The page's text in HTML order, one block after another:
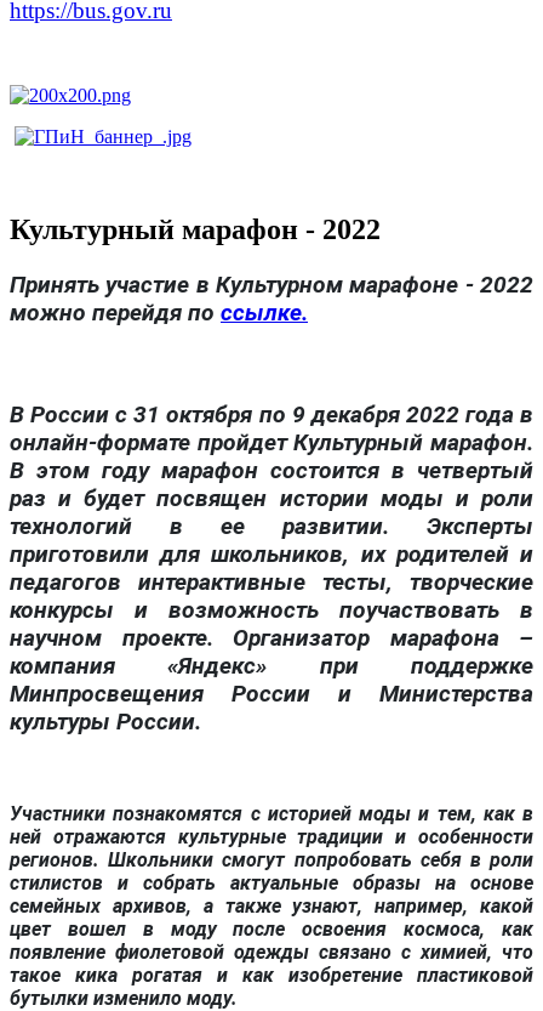
https://bus.gov.ru
Культурный марафон - 2022
Принять участие в Культурном марафоне - 2022
можно перейдя по ссылке.
В России с 31 октября по 9 декабря 2022 года в
онлайн-формате пройдет Культурный марафон.
В этом году марафон состоится в четвертый
раз и будет посвящен истории моды и роли
технологий в ее развитии. Эксперты
приготовили для школьников, их родителей и
педагогов интерактивные тесты, творческие
конкурсы и возможность поучаствовать в
научном проекте. Организатор марафона –
компания «Яндекс» при поддержке
Минпросвещения России и Министерства
культуры России.
Участники познакомятся с историей моды и тем, как в
ней отражаются культурные традиции и особенности
регионов. Школьники смогут попробовать себя в роли
стилистов и собрать актуальные образы на основе
семейных архивов, а также узнают, например, какой
цвет вошел в моду после освоения космоса, как
появление фиолетовой одежды связано с химией, что
такое кика рогатая и как изобретение пластиковой
бутылки изменило моду.